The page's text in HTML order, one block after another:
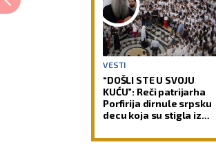
VESTI
“DOŠLI STE U SVOJU
KUĆU”: Reči patrijarha
Porfirija dirnule srpsku
decu koja su stigla iz